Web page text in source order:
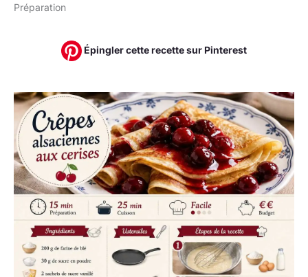
Préparation
Épingler cette recette sur Pinterest